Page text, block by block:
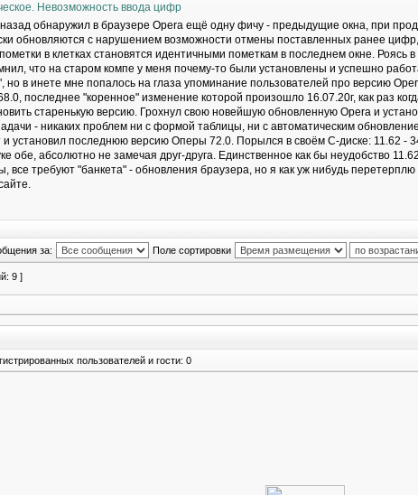
Невозможность ввода цифр
обнаружил в браузере Opera ещё одну фичу - предыдущие окна, при
обновляются с нарушением возможности отмены поставленных ранее
в клетках становятся идентичными пометкам в последнем окне. Роясь
что на старом компе у меня почему-то были установлены и успешно
но в инете мне попалось на глаза упоминание пользователей про версию
последнее "коренное" изменение которой произошло 16.07.20г, как раз
старенькую версию. Грохнул свою новейшую обновленную Opera и
- никаких проблем ни с формой таблицы, ни с автоматическим
и установил последнюю версию Оперы 72.0. Порылся в своём С-диске: 11.62 -
обе, абсолютно не замечая друг-друга. Единственное как бы неудобство
все требуют "банкета" - обновления браузера, но я как уж нибудь
за: Поле сортировки
9 ]
пользователей и гости: 0